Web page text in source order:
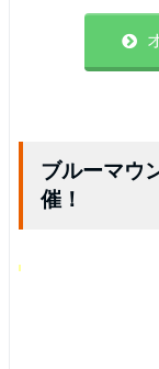
ブルーマウ
催！